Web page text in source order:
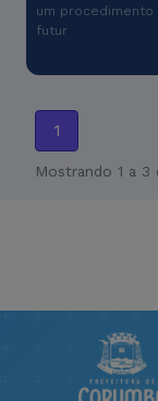
um procedimento
futur
1
Mostrando 1 a 3